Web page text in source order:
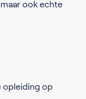
ook echte
opleiding op